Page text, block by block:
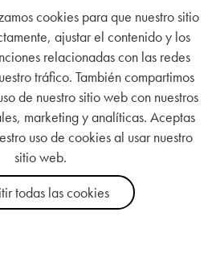
cookies para que nuestro sitio
ajustar el contenido y los
relacionadas con las redes
tráfico. También compartimos
de nuestro sitio web con nuestros
marketing y analíticas. Aceptas
uso de cookies al usar nuestro
sitio web.
todas las cookies